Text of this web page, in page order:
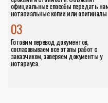
официальные способы передать
нотариальные копии или оригиналы
03
Готовим перевод документов,
согласовываем все этапы работ с
заказчиком, заверяем документы у
нотариуса.